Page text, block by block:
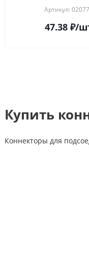
Артикул:
47.38₽/
Купить
Коннекторы для